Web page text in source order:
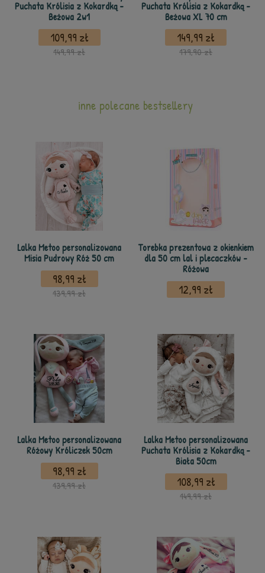
Puchata Królisia z Kokardką -
Beżowa 2w1
109,99 zł
149,99 zł
Puchata Królisia z Kokardką -
Beżowa XL 70 cm
149,99 zł
179,90 zł
inne polecane bestsellery
Lalka Metoo personalizowana
Misia Pudrowy Róż 50 cm
98,99 zł
139,99 zł
Torebka prezentowa z okienkiem
dla 50 cm lal i plecaczków -
Różowa
12,99 zł
Lalka Metoo personalizowana
Różowy Króliczek 50cm
98,99 zł
139,99 zł
Lalka Metoo personalizowana
Puchata Królisia z Kokardką -
Biała 50cm
108,99 zł
149,99 zł